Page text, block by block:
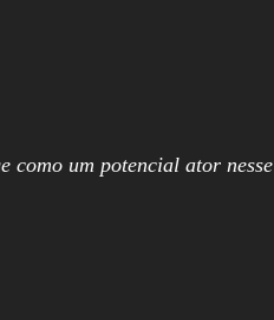
como um potencial ator nesse